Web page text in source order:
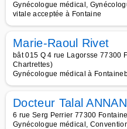
Gynécologue médical,
vitale acceptée à Fontaine
Marie-Raoul Rivet
bât 015 Q 4 rue Lagorsse 77300
Chartrettes)
Gynécologue médical à
Docteur Talal
6 rue Serg Perrier 77300
Gynécologue médical,